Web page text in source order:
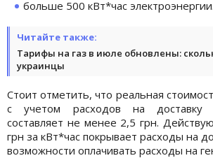
больше 500 кВт*час электроэнергии.
Читайте также:
Тарифы на газ в июле обновлены:
украинцы
Стоит отметить, что реальная
с учетом расходов на доставку
составляет не менее 2,5 грн.
грн за кВт*час покрывает расходы на
возможности оплачивать расходы на